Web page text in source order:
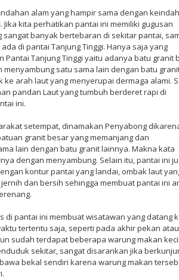
alam yang hampir sama dengan
Jika kita perhatikan pantai ini memiliki gugusan
sangat banyak bertebaran di sekitar pantai,
di pantai Tanjung Tinggi. Hanya saja yang
Pantai Tanjung Tinggi yaitu adanya batu granit
menyambung satu sama lain dengan batu
ke arah laut yang menyerupai dermaga alami.
pandan Laut yang tumbuh berderet rapi di
ini.
setempat, dinamakan Penyabong
granit besar yang memanjang dan
lain dengan batu granit lainnya. Makna kata
dengan menyambung. Selain itu, pantai ini
kontur pantai yang landai, ombak laut
dan bersih sehingga membuat pantai ini
di pantai ini membuat wisatawan yang datang
tertentu saja, seperti pada akhir pekan
sudah terdapat beberapa warung makan
sekitar, sangat disarankan jika
bekal sendiri karena warung makan